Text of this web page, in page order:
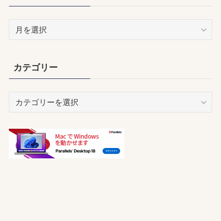
ブ
カテゴリー
リ
ー